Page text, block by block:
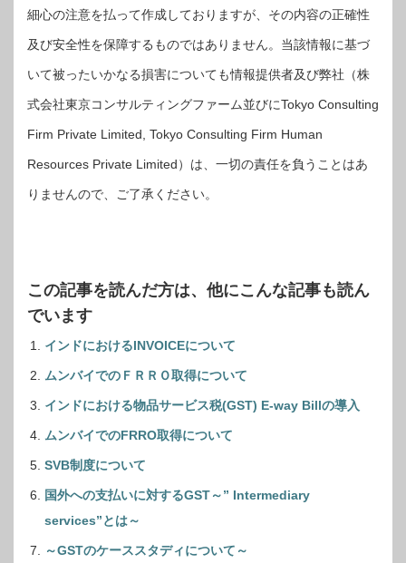
細心の注意を払って作成しておりますが、その内容の正確性
及び安全性を保障するものではありません。当該情報に基づ
いて被ったいかなる損害についても情報提供者及び弊社（株
式会社東京コンサルティングファーム並びにTokyo Consulting
Firm Private Limited, Tokyo Consulting Firm Human
Resources Private Limited）は、一切の責任を負うことはあ
りませんので、ご了承ください。
この記事を読んだ方は、他にこんな記事も読ん
でいます
インドにおけるINVOICEについて
ムンバイでのＦＲＲＯ取得について
インドにおける物品サービス税(GST) E-way Billの導入
ムンバイでのFRRO取得について
SVB制度について
国外への支払いに対するGST～” Intermediary
services”とは～
～GSTのケーススタディについて～